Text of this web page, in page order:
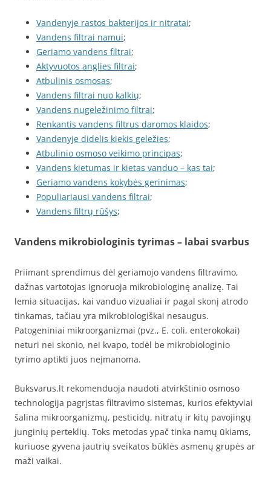
Vandenyje rastos bakterijos ir nitratai;
Vandens filtrai namui;
Geriamo vandens filtrai;
Aktyvuotos anglies filtrai;
Atbulinis osmosas;
Vandens filtrai nuo kalkių;
Vandens nugeležinimo filtrai;
Renkantis vandens filtrus daromos klaidos;
Vandenyje didelis kiekis geležies;
Atbulinio osmoso veikimo principas;
Vandens kietumas ir kietas vanduo – kas tai;
Geriamo vandens kokybės gerinimas;
Populiariausi vandens filtrai;
Vandens filtrų rūšys;
Vandens mikrobiologinis tyrimas – labai svarbus
Priimant sprendimus dėl geriamojo vandens filtravimo,
dažnas vartotojas ignoruoja mikrobiologinę analizę. Tai
lemia situacijas, kai vanduo vizualiai ir pagal skonį atrodo
tinkamas, tačiau yra mikrobiologiškai nesaugus.
Patogeniniai mikroorganizmai (pvz., E. coli, enterokokai)
neturi nei skonio, nei kvapo, todėl be mikrobiologinio
tyrimo aptikti juos neįmanoma.
Buksvarus.lt rekomenduoja naudoti atvirkštinio osmoso
technologija pagrįstas filtravimo sistemas, kurios efektyviai
šalina mikroorganizmų, pesticidų, nitratų ir kitų pavojingų
junginių perteklių. Toks metodas ypač tinka namų ūkiams,
kuriuose gyvena jautrių sveikatos būklės asmenų grupės ar
maži vaikai.